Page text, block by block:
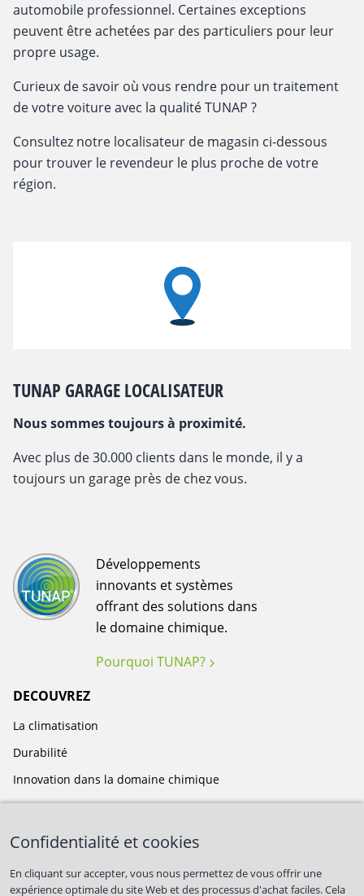
automobile professionnel. Certaines exceptions
peuvent être achetées par des particuliers pour leur
propre usage.
Curieux de savoir où vous rendre pour un traitement
de votre voiture avec la qualité TUNAP ?
Consultez notre localisateur de magasin ci-dessous
pour trouver le revendeur le plus proche de votre
région.
TUNAP GARAGE LOCALISATEUR
Nous sommes toujours à proximité.
Avec plus de 30.000 clients dans le monde, il y a
toujours un garage près de chez vous.
Développements
innovants et systèmes
offrant des solutions dans
le domaine chimique.
Pourquoi TUNAP?
DECOUVREZ
La climatisation
Durabilité
Innovation dans la domaine chimique
A propos de nous
Postes vacants
Confidentialité et cookies
En cliquant sur accepter, vous nous permettez de vous offrir une
expérience optimale du site Web et des processus d'achat faciles. Cela